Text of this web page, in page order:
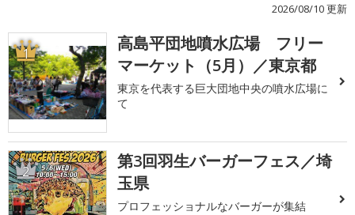
2026/08/10 更新
1
高島平団地噴水広場 フリー
マーケット（5月）／東京都
東京を代表する巨大団地中央の噴水広場に
て
2
第3回羽生バーガーフェス／埼
玉県
プロフェッショナルなバーガーが集結